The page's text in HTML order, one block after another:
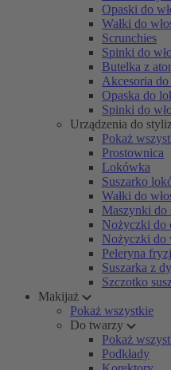
Opaski do
Wałki do
Scrunchies
Spinki do
Butelka z
Akcesoria do
Opaska do
Spinki do
Urządzenia do
Pokaż
Prostownica
Lokówka
Suszarko
Wałki do
Maszynki do
Nożyczki do
Nożyczki do
Peleryna
Suszarka z
Szczotko
Makijaż
Pokaż wszystkie
Do twarzy
Pokaż
Podkłady